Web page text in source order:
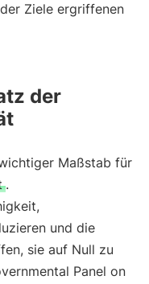
Ziele ergriffenen
der
Maßstab für
.
und die
sie auf Null zu
Panel on